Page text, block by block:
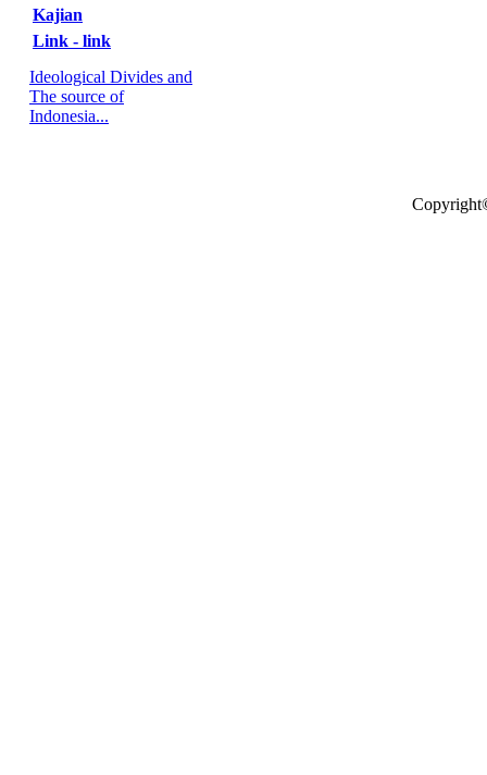
Kajian
Link - link
Ideological Divides and
The source of
Indonesia...